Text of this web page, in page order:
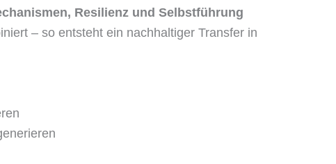
Resilienz und Selbstführung
– so entsteht ein nachhaltiger Transfer in